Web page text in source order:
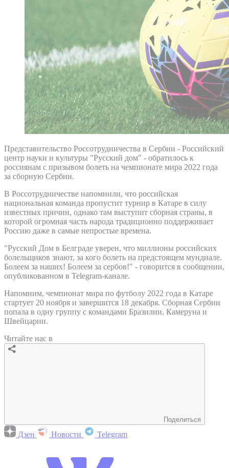
Представительство Россотрудничества в Сербии - Российский
центр науки и культуры "Русский дом" - обратилось к
россиянам с призывом болеть на чемпионате мира 2022 года
за сборную Сербии.
В Россотрудничестве напомнили, что российская
национальная команда пропустит турнир в Катаре в силу
известных причин, однако там выступит сборная страны, в
которой огромная часть народа традиционно поддерживает
Россию даже в самые непростые времена.
"Русский Дом в Белграде уверен, что миллионы российских
болельщиков знают, за кого болеть на предстоящем мундиале.
Болеем за наших! Болеем за сербов!" - говорится в сообщении,
опубликованном в Telegram-канале.
Напомним, чемпионат мира по футболу 2022 года в Катаре
стартует 20 ноября и завершится 18 декабря. Сборная Сербии
попала в одну группу с командами Бразилии, Камеруна и
Швейцарии.
Читайте нас в
Поделиться
Дзен Новости Telegram